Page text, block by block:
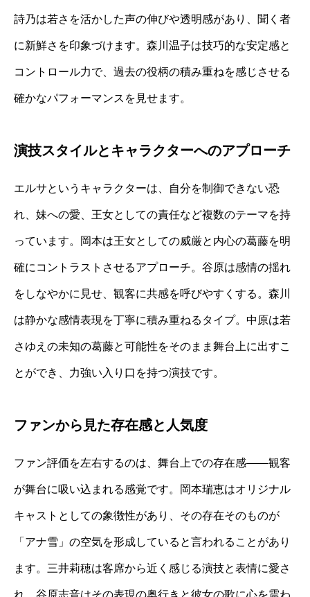
詩乃は若さを活かした声の伸びや透明感があり、聞く者
に新鮮さを印象づけます。森川温子は技巧的な安定感と
コントロール力で、過去の役柄の積み重ねを感じさせる
確かなパフォーマンスを見せます。
演技スタイルとキャラクターへのアプローチ
エルサというキャラクターは、自分を制御できない恐
れ、妹への愛、王女としての責任など複数のテーマを持
っています。岡本は王女としての威厳と内心の葛藤を明
確にコントラストさせるアプローチ。谷原は感情の揺れ
をしなやかに見せ、観客に共感を呼びやすくする。森川
は静かな感情表現を丁寧に積み重ねるタイプ。中原は若
さゆえの未知の葛藤と可能性をそのまま舞台上に出すこ
とができ、力強い入り口を持つ演技です。
ファンから見た存在感と人気度
ファン評価を左右するのは、舞台上での存在感――観客
が舞台に吸い込まれる感覚です。岡本瑞恵はオリジナル
キャストとしての象徴性があり、その存在そのものが
「アナ雪」の空気を形成していると言われることがあり
ます。三井莉穂は客席から近く感じる演技と表情に愛さ